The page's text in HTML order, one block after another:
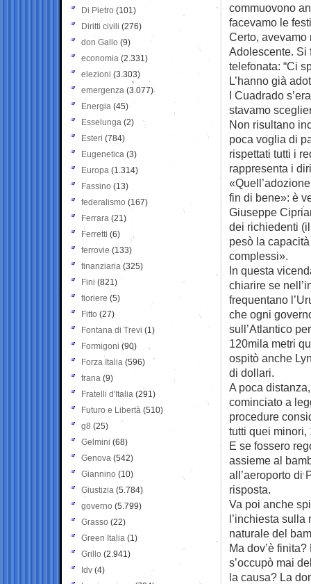
commuovono
facevamo le
Certo, avevamo
Adolescente. Si
telefonata: “Ci
L’hanno già
I Cuadrado
stavamo
Non risultano
poca voglia di
rispettati tutti i
rappresenta i
fin di bene»: è
Giuseppe
dei richiedenti
pesò la
complessi».
In questa
chiarire se
frequentano
che ogni
sull’Atlantico
120mila metri
ospitò anche
di dollari.
A poca
cominciato a
procedure
tutti quei minori,
E se fossero
assieme al
all’aeroporto di
risposta.
Va poi anche
l’inchiesta
naturale del
Ma dov’è
s’occupò mai
la causa? La
Di Pietro (101)
Diritti civili (276)
don Gallo (9)
economia (2.331)
elezioni (3.303)
emergenza (3.077)
Energia (45)
Esselunga (2)
Esteri (784)
Eugenetica (3)
Europa (1.314)
Fassino (13)
federalismo (167)
Ferrara (21)
Ferretti (6)
ferrovie (133)
finanziaria (325)
Fini (821)
fioriere (5)
Fitto (27)
Fontana di Trevi (1)
Formigoni (90)
Forza Italia (596)
frana (9)
Fratelli d'Italia (291)
Futuro e Libertà (510)
g8 (25)
Gelmini (68)
Genova (542)
Giannino (10)
Giustizia (5.784)
governo (5.799)
Grasso (22)
Green Italia (1)
Grillo (2.941)
Idv (4)